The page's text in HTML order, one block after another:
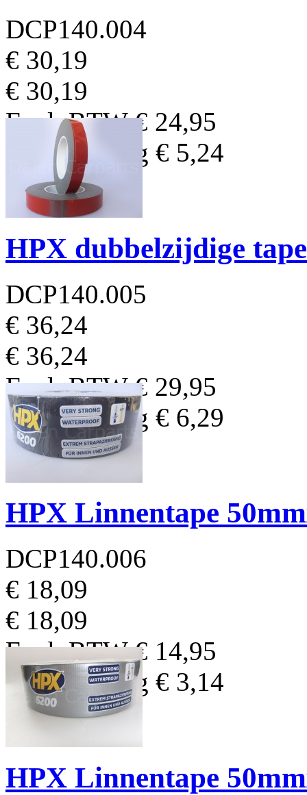
DCP140.004
€ 30,19
€ 30,19
Excl. BTW€ 24,95
BTW Bedrag € 5,24
HPX dubbelzijdige
DCP140.005
€ 36,24
€ 36,24
Excl. BTW€ 29,95
BTW Bedrag € 6,29
HPX Linnentape
DCP140.006
€ 18,09
€ 18,09
Excl. BTW€ 14,95
BTW Bedrag € 3,14
HPX Linnentape